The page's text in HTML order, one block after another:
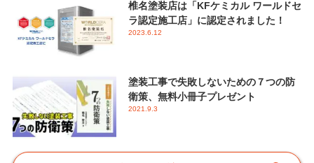
椎名塗装店は「KFケミカル ワールドセ
ラ認定施工店」に認定されました！
2023.6.12
塗装工事で失敗しないための７つの防
衛策、無料小冊子プレゼント
2021.9.3